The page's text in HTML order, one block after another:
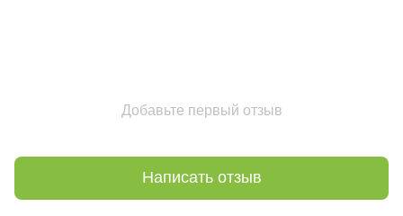
Добавьте первый отзыв
Написать отзыв